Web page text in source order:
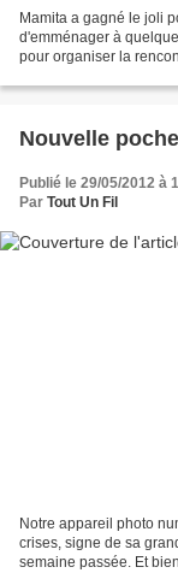
Mamita a gagné le joli
d'emménager à
pour organiser la
Nouvelle
Publié le 29/05/2012 à
Par Tout Un Fil
Notre appareil photo
crises, signe de sa
semaine passée. Et